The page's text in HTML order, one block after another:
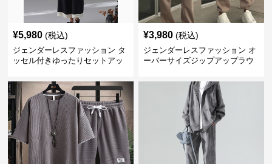
¥5,980 (税込)
ジェンダーレスファッション タ
ッセル付きゆったりセットアッ
¥3,980 (税込)
ジェンダーレスファッション オ
ーバーサイズジップアップラウ